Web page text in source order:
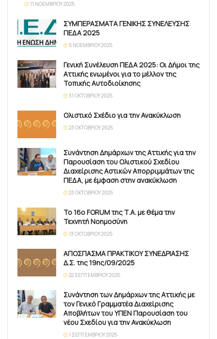
11 ΝΟΕΜΒΡΊΟΥ 2025
ΣΥΜΠΕΡΑΣΜΑΤΑ ΓΕΝΙΚΗΣ ΣΥΝΕΛΕΥΣΗΣ
ΠΕΔΑ 2025
5 ΝΟΕΜΒΡΊΟΥ 2025
Γενική Συνέλευση ΠΕΔΑ 2025: Οι Δήμοι της
Αττικής ενωμένοι για το μέλλον της
Τοπικής Αυτοδιοίκησης
31 ΟΚΤΩΒΡΊΟΥ 2025
Ολιστικό Σχέδιο για την Ανακύκλωση
23 ΟΚΤΩΒΡΊΟΥ 2025
Συνάντηση Δημάρχων της Αττικής για την
Παρουσίαση του Ολιστικού Σχεδίου
Διαχείρισης Αστικών Απορριμμάτων της
ΠΕΔΑ, με έμφαση στην ανακύκλωση
23 ΟΚΤΩΒΡΊΟΥ 2025
Το 16ο FORUM της Τ.Α. με θέμα την
Τεχνητή Νοημοσύνη
13 ΟΚΤΩΒΡΊΟΥ 2025
ΑΠΟΣΠΑΣΜΑ ΠΡΑΚΤΙΚΟΥ ΣΥΝΕΔΡΙΑΣΗΣ
Δ.Σ. της 19ης/09/2025
22 ΣΕΠΤΕΜΒΡΊΟΥ 2025
Συνάντηση των Δημάρχων της Αττικής με
τον Γενικό Γραμματέα Διαχείρισης
Αποβλήτων του ΥΠΕΝ Παρουσίαση του
νέου Σχεδίου για την Ανακύκλωση
1 ΣΕΠΤΕΜΒΡΊΟΥ 2025